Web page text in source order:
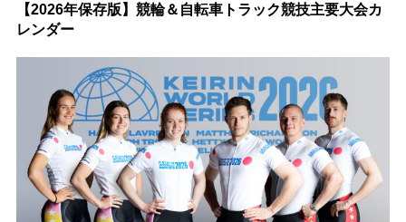
【2026年保存版】競輪＆自転車トラック競技主要大会カ
レンダー